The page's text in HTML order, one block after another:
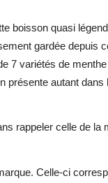
boisson quasi
gardée depuis
7 variétés de
présente autant dans
rappeler celle de la
Celle-ci